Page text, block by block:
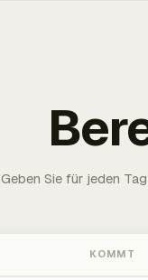
Geben Sie für jeden
KOMMT